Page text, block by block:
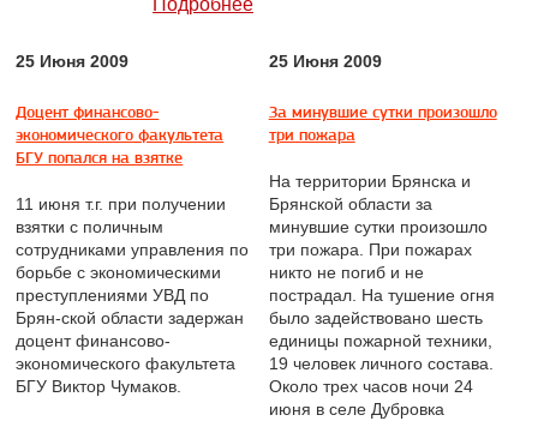
Подробнее
25 Июня 2009
Доцент финансово-
экономического факультета
БГУ попался на взятке
11 июня т.г. при получении
взятки с поличным
сотрудниками управления по
борьбе с экономическими
преступлениями УВД по
Брян-ской области задержан
доцент финансово-
экономического факультета
БГУ Виктор Чумаков.
25 Июня 2009
За минувшие сутки произошло
три пожара
На территории Брянска и
Брянской области за
минувшие сутки произошло
три пожара. При пожарах
никто не погиб и не
пострадал. На тушение огня
было задействовано шесть
единицы пожарной техники,
19 человек личного состава.
Около трех часов ночи 24
июня в селе Дубровка